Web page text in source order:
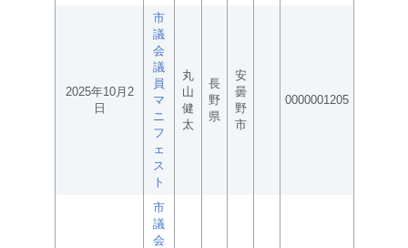
2025年10月2
日
市
議
会
議
員
マ
ニ
フ
ェ
ス
ト
丸
山
健
太
長
野
県
安
曇
野
市
0000001205
市
議
会